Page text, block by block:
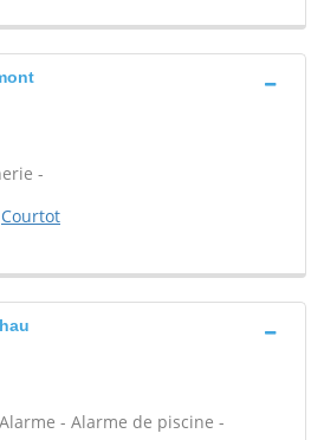
-
Courtot
- Alarme de piscine -